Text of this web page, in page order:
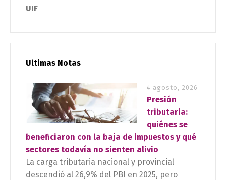
UIF
Ultimas Notas
4 agosto, 2026
Presión
tributaria:
quiénes se
beneficiaron con la baja de impuestos y qué
sectores todavía no sienten alivio
La carga tributaria nacional y provincial
descendió al 26,9% del PBI en 2025, pero